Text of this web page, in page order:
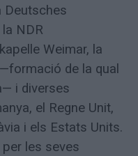
Deutsches
NDR
Weimar, la
de la qual
i diverses
el Regne Unit,
i els Estats Units.
les seves